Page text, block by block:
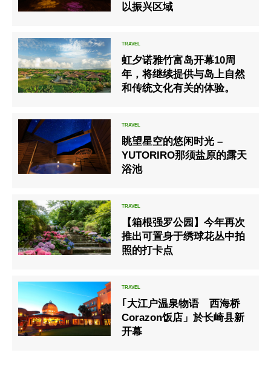
以振兴区域
虹夕诺雅竹富岛开幕10周
年，将继续提供与岛上自然
和传统文化有关的体验。
眺望星空的悠闲时光 –
YUTORIRO那须盐原的露天
浴池
【箱根强罗公园】今年再次
推出可置身于绣球花丛中拍
照的打卡点
｢大江户温泉物语 西海桥
Corazon饭店」於长崎县新
开幕